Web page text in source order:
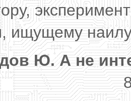
ищущему
Ю. А не